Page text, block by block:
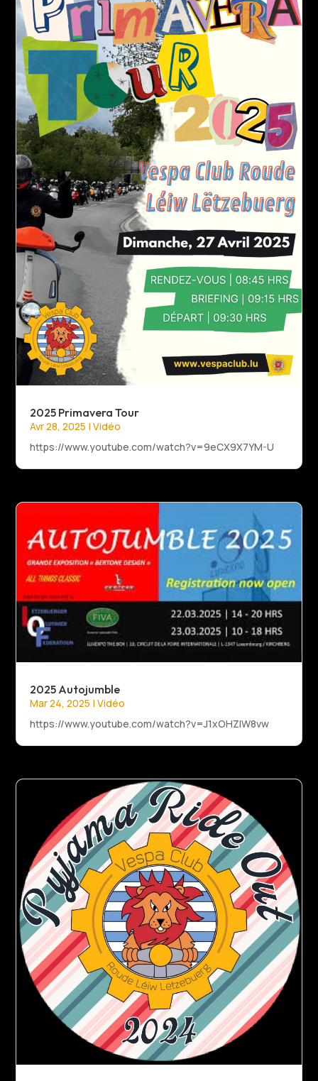
2025 Primavera Tour
Avr 28, 2025 |Vidéo
https://www.youtube.com/watch?v=9eCX9X7YM-U
2025 Autojumble
Mar 24, 2025 |Vidéo
https://www.youtube.com/watch?v=J1xOHZlW8vw